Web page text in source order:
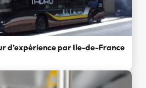
d’expérience par Ile-de-France